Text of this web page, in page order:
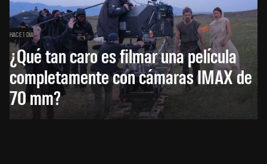
HACE 1 DÍA
¿Qué tan caro es filmar una película
completamente con cámaras IMAX de
70 mm?